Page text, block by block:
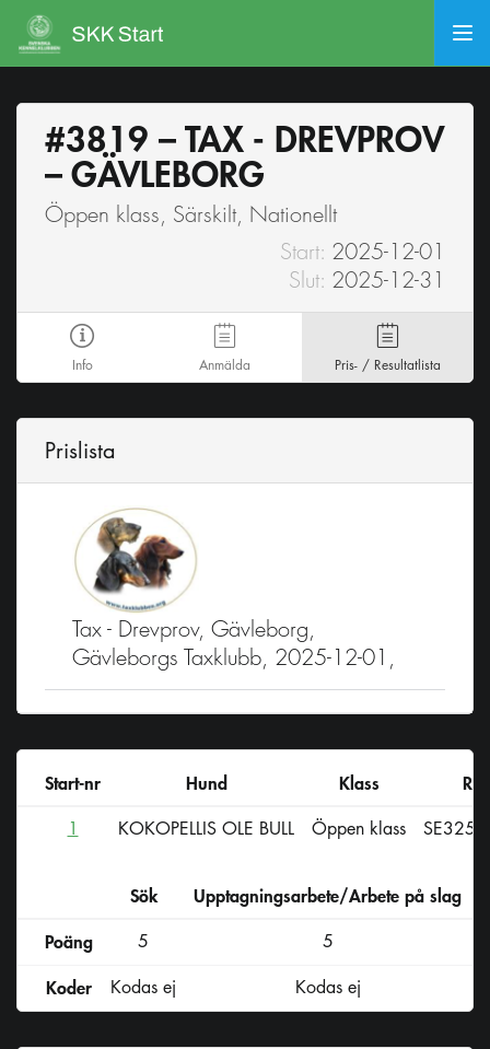
#3819 – TAX - DREVPROV
– GÄVLEBORG
Öppen klass, Särskilt, Nationellt
Start: 2025-12-01
Slut: 2025-12-31
Info Anmälda Pris- / Resultatlista
Prislista
Tax - Drevprov, Gävleborg,
Gävleborgs Taxklubb, 2025-12-01,
Start-nr Hund Klass
1
KOKOPELLIS OLE BULL Öppen klass
Sök Upptagningsarbete/Arbete på slag
Poäng
5
5
Koder
Kodas ej Kodas ej